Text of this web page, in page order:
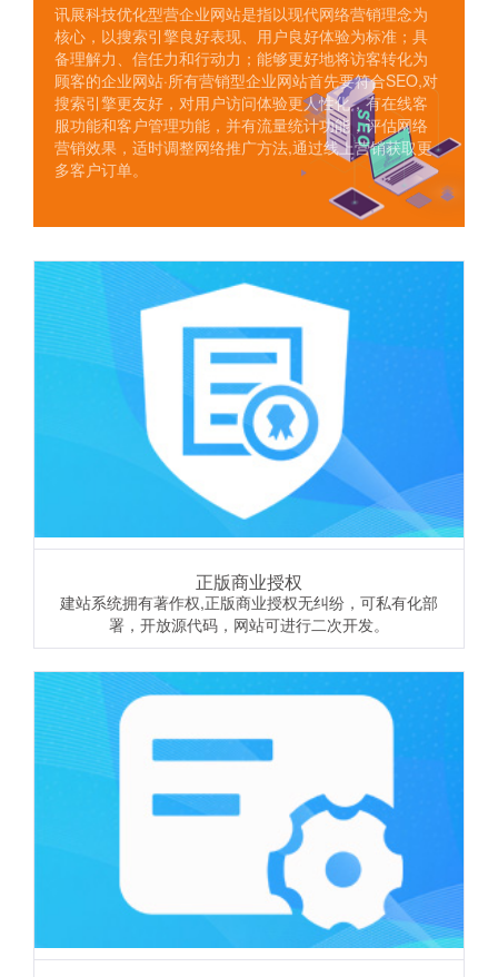
讯展科技优化型营企业网站是指以现代网络营销理念为
核心，以搜索引擎良好表现、用户良好体验为标准；具
备理解力、信任力和行动力；能够更好地将访客转化为
顾客的企业网站·所有营销型企业网站首先要符合SEO,对
搜索引擎更友好，对用户访问体验更人性化，有在线客
服功能和客户管理功能，并有流量统计功能，评估网络
营销效果，适时调整网络推广方法,通过线上营销获取更
多客户订单。
正版商业授权
建站系统拥有著作权,正版商业授权无纠纷，可私有化部
署，开放源代码，网站可进行二次开发。